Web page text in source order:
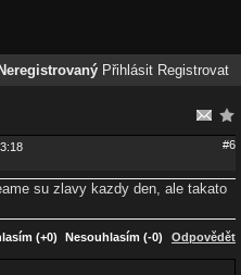
Neregistrovaný Přihlásit Registrovat
#6
su zlavy kazdy den, ale takato
(+0) Nesouhlasím (-0) Odpovědět